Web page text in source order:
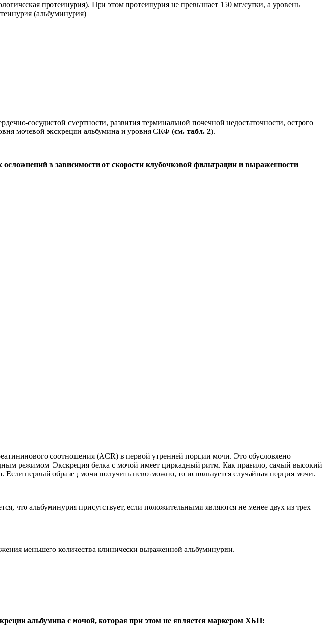
протеинурия). При этом протеинурия не превышает 150 мг/сутки, а уровень
(альбуминурия)
сосудистой смертности, развития терминальной почечной недостаточности, острого
мочевой экскреции альбумина и уровня СКФ (см. табл. 2).
в зависимости от скорости клубочковой фильтрации и выраженности
соотношения (ACR) в первой утренней порции мочи. Это обусловлено
режимом. Экскреция белка с мочой имеет циркадный ритм. Как правило, самый высокий
первый образец мочи получить невозможно, то используется случайная порция мочи.
что альбуминурия присутствует, если положительными являются не менее двух из трех
меньшего количества клинически выраженной альбуминурии.
альбумина с мочой, которая при этом не является маркером ХБП: